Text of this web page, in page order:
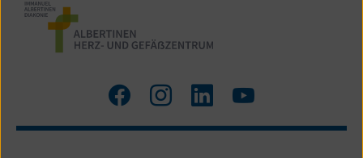
Zum
Facebook
Zum
Instagram
Zum
LinkedIn
Zum
YouTube